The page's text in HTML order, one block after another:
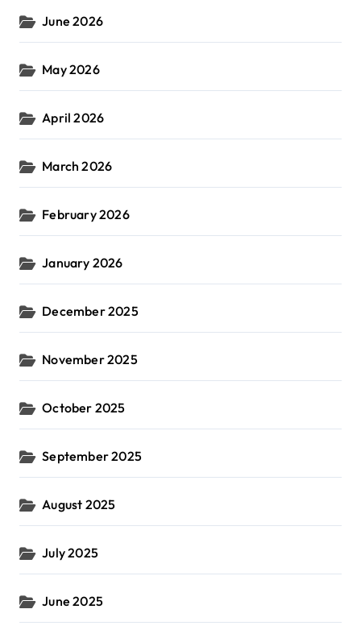
June 2026
May 2026
April 2026
March 2026
February 2026
January 2026
December 2025
November 2025
October 2025
September 2025
August 2025
July 2025
June 2025